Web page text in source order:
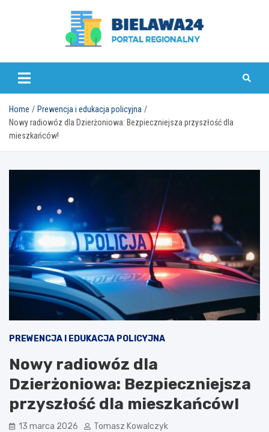
bielawa24.pl
Home
Prewencja i edukacja policyjna
Nowy radiowóz dla Dzierżoniowa: Bezpieczniejsza przyszłość dla
mieszkańców!
PREWENCJA I EDUKACJA POLICYJNA
Nowy radiowóz dla
Dzierżoniowa: Bezpieczniejsza
przyszłość dla mieszkańców!
13 marca 2026 Tomasz Kowalczyk